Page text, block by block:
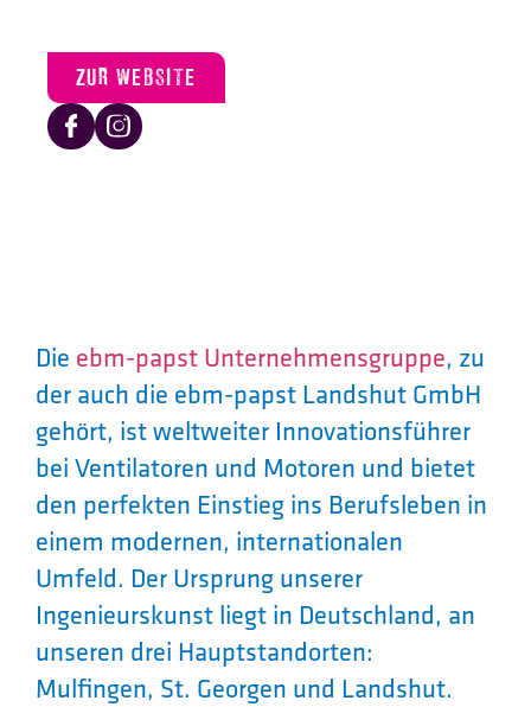
ZUR WEBSITE
Die ebm-papst Unternehmensgruppe, zu
der auch die ebm-papst Landshut GmbH
gehört, ist weltweiter Innovationsführer
bei Ventilatoren und Motoren und bietet
den perfekten Einstieg ins Berufsleben in
einem modernen, internationalen
Umfeld. Der Ursprung unserer
Ingenieurskunst liegt in Deutschland, an
unseren drei Hauptstandorten:
Mulfingen, St. Georgen und Landshut.